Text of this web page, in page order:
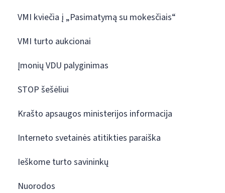
VMI kviečia į „Pasimatymą su mokesčiais“
VMI turto aukcionai
Įmonių VDU palyginimas
STOP šešėliui
Krašto apsaugos ministerijos informacija
Interneto svetainės atitikties paraiška
Ieškome turto savininkų
Nuorodos